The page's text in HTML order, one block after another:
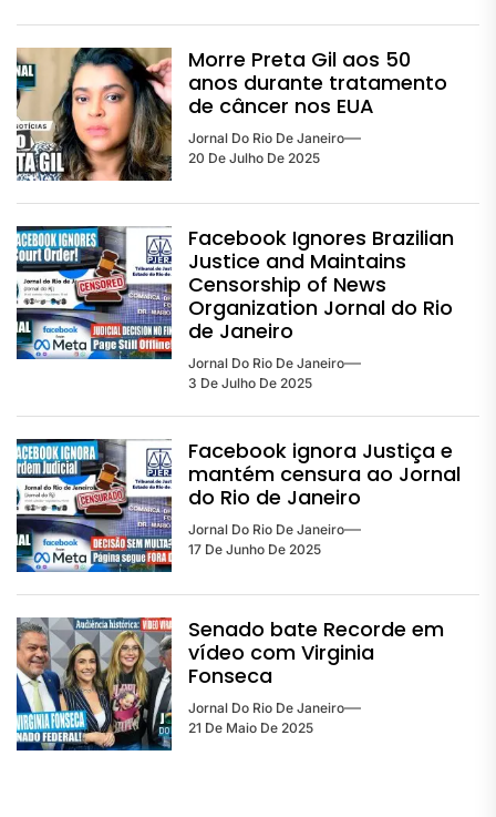
Morre Preta Gil aos 50
anos durante tratamento
de câncer nos EUA
Jornal Do Rio De Janeiro
20 De Julho De 2025
Facebook Ignores Brazilian
Justice and Maintains
Censorship of News
Organization Jornal do Rio
de Janeiro
Jornal Do Rio De Janeiro
3 De Julho De 2025
Facebook ignora Justiça e
mantém censura ao Jornal
do Rio de Janeiro
Jornal Do Rio De Janeiro
17 De Junho De 2025
Senado bate Recorde em
vídeo com Virginia
Fonseca
Jornal Do Rio De Janeiro
21 De Maio De 2025